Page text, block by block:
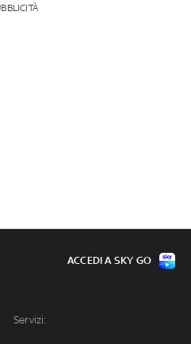
Servizi:
ACCEDI A SKY GO